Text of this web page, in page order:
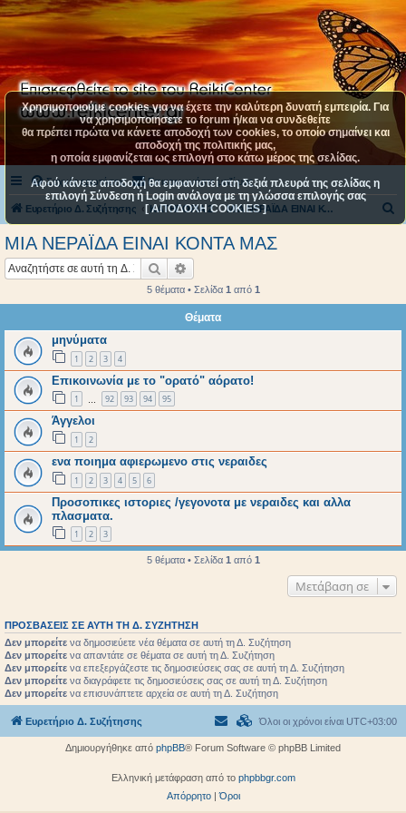
Συχνές ερωτήσεις Επικοινωνήστε μαζί μας
Ευρετήριο Δ. Συζήτησης ΚΑΤΗΓΟΡΙΑ 2 ΜΙΑ ΝΕΡΑΪΔΑ ΕΙΝΑΙ ΚΟΝΤΑ ΜΑΣ
ΜΙΑ ΝΕΡΑΪΔΑ ΕΙΝΑΙ ΚΟΝΤΑ ΜΑΣ
Αναζήτηση
5 θέματα • Σελίδα 1 από 1
Θέματα
μηνύματα
1 2 3 4
Επικοινωνία με το "ορατό" αόρατο!
1 92 93 94 95
Άγγελοι
1 2
ενα ποιημα αφιερωμενο στις νεραιδες
1 2 3 4 5 6
Προσοπικες ιστοριες /γεγονοτα με νεραιδες και αλλα
πλασματα.
1 2 3
5 θέματα • Σελίδα 1 από 1
Μετάβαση σε
ΠΡΟΣΒΆΣΕΙΣ ΣΕ ΑΥΤΉ ΤΗ Δ. ΣΥΖΉΤΗΣΗ
Δεν μπορείτε να δημοσιεύετε νέα θέματα σε αυτή τη Δ. Συζήτηση
Δεν μπορείτε να απαντάτε σε θέματα σε αυτή τη Δ. Συζήτηση
Δεν μπορείτε να επεξεργάζεστε τις δημοσιεύσεις σας σε αυτή τη Δ. Συζήτηση
Δεν μπορείτε να διαγράφετε τις δημοσιεύσεις σας σε αυτή τη Δ. Συζήτηση
Δεν μπορείτε να επισυνάπτετε αρχεία σε αυτή τη Δ. Συζήτηση
Χρησιμοποιούμε cookies για να έχετε την καλύτερη δυνατή εμπειρία. Για
να χρησιμοποιήσετε το forum ή/και να συνδεθείτε
θα πρέπει πρώτα να κάνετε αποδοχή των cookies, το οποίο σημαίνει και
αποδοχή της πολιτικής μας,
η οποία εμφανίζεται ως επιλογή στο κάτω μέρος της σελίδας.
Αφού κάνετε αποδοχή θα εμφανιστεί στη δεξιά πλευρά της σελίδας η
επιλογή Σύνδεση ή Login ανάλογα με τη γλώσσα επιλογής σας
[ ΑΠΟΔΟΧΗ COOKIES ]
Ευρετήριο Δ. Συζήτησης Όλοι οι χρόνοι είναι UTC+03:00
Δημιουργήθηκε από phpBB® Forum Software © phpBB Limited
Ελληνική μετάφραση από το phpbbgr.com
Απόρρητο|Όροι